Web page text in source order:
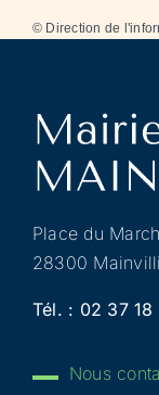
© Direction de
Place du
28300
Tél. : 02 37
Nous